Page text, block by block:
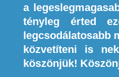
a
tényleg érted
legcsodálatosabb
közvetíteni is
köszönjük!